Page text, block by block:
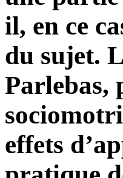
il, en ce
du sujet.
Parlebas,
effets